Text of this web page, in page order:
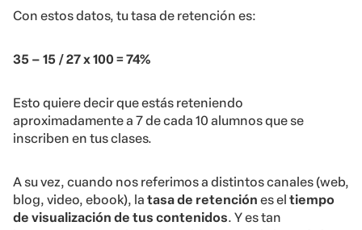
Con estos datos, tu tasa de retención es:
35 – 15 / 27 x 100 = 74%
Esto quiere decir que estás reteniendo
aproximadamente a 7 de cada 10 alumnos que se
inscriben en tus clases.
A su vez, cuando nos referimos a distintos canales (web,
blog, video, ebook), la tasa de retención es el tiempo
de visualización de tus contenidos. Y es tan